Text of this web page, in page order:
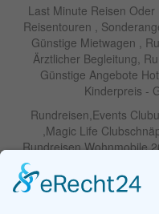
Last Minute Reisen
Reisentouren ,
Günstige Mietwagen ,
Ärztlicher Begleitung,
Günstige Angebote
Kinderpreis -
Rundreisen,Events
,Magic Life
Rundreisen Wohnmobile
Weihnachtreisen 2022 und
Namibia, Wohnmobile ,